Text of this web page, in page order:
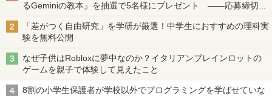
るGeminiの教本』を抽選で5名様にプレゼント ――応募締切は
2026年8月12日（水）まで
「差がつく自由研究」を学研が厳選！中学生におすすめの理科実
験を無料公開
なぜ子供はRobloxに夢中なのか？イタリアンブレインロットの
ゲームを親子で体験して見えたこと
8割の小学生保護者が学校以外でプログラミングを学ばせていな